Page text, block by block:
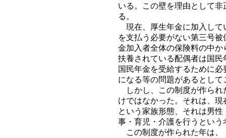
いる。この壁を理由として
る。
現在、厚生年金に加入して
を支払う必要がない第三号
金加入者全体の保険料の中
扶養されている配偶者は国
国民年金を受給するために
になる等の問題があるとし
しかし、この制度が作られ
けではなかった。それは、
という家族形態、それは男
事・育児・介護を行うとい
この制度が作られた年は、